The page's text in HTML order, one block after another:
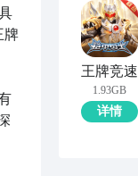
牌
王牌竞速
1.93GB
详情